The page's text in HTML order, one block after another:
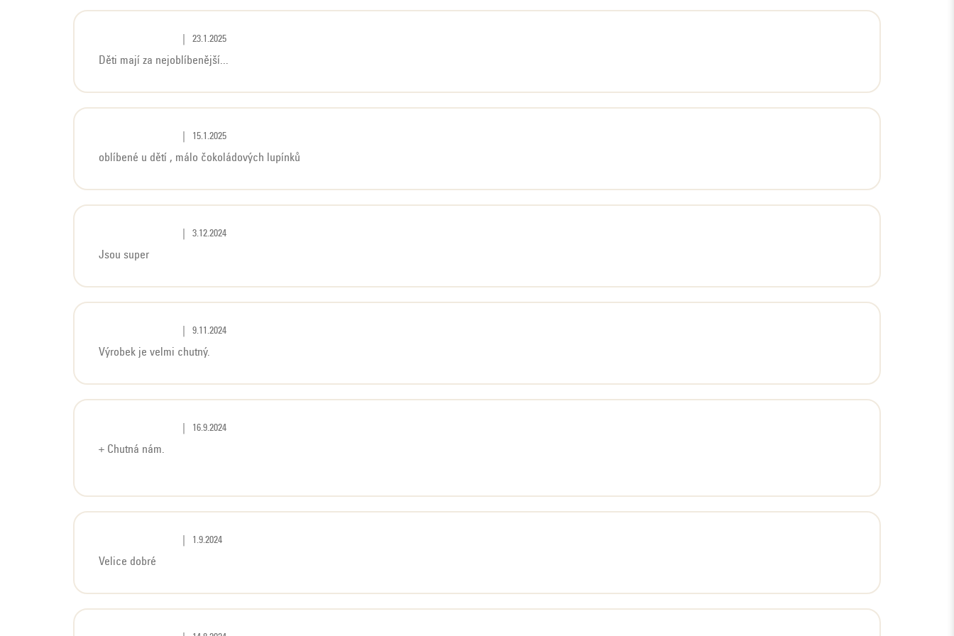
Hodnocení produktu je 5 z 5 hvězdiček.
23.1.2025
Děti mají za nejoblíbenější...
Hodnocení produktu je 5 z 5 hvězdiček.
15.1.2025
oblíbené u dětí , málo čokoládových lupínků
Hodnocení produktu je 5 z 5 hvězdiček.
3.12.2024
Jsou super
Hodnocení produktu je 5 z 5 hvězdiček.
9.11.2024
Výrobek je velmi chutný.
Hodnocení produktu je 5 z 5 hvězdiček.
16.9.2024
+ Chutná nám.
Hodnocení produktu je 5 z 5 hvězdiček.
1.9.2024
Velice dobré